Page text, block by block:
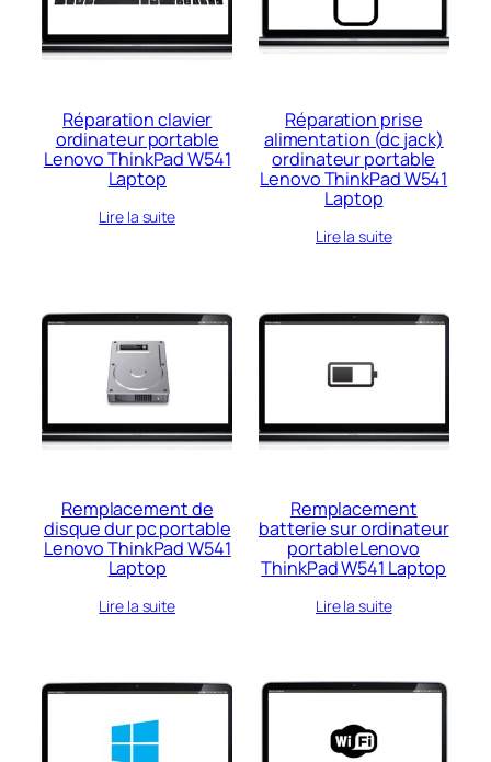
Réparation clavier
ordinateur portable
Lenovo ThinkPad W541
Laptop
Lire la suite
Réparation prise
alimentation (dc jack)
ordinateur portable
Lenovo ThinkPad W541
Laptop
Lire la suite
Remplacement de
disque dur pc portable
Lenovo ThinkPad W541
Laptop
Lire la suite
Remplacement
batterie sur ordinateur
portableLenovo
ThinkPad W541 Laptop
Lire la suite